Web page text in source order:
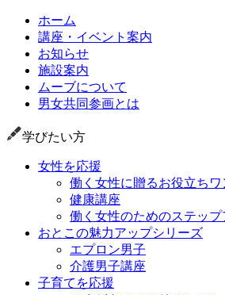
ホーム
講座・イベント案内
お知らせ
施設案内
ムーブについて
男女共同参画とは
学びたい方
女性を応援
働く女性に贈るお役立ち
健康講座
働く女性のためのステップ
おとこの魅力アップシリーズ
エプロン男子
介護男子講座
子育てを応援